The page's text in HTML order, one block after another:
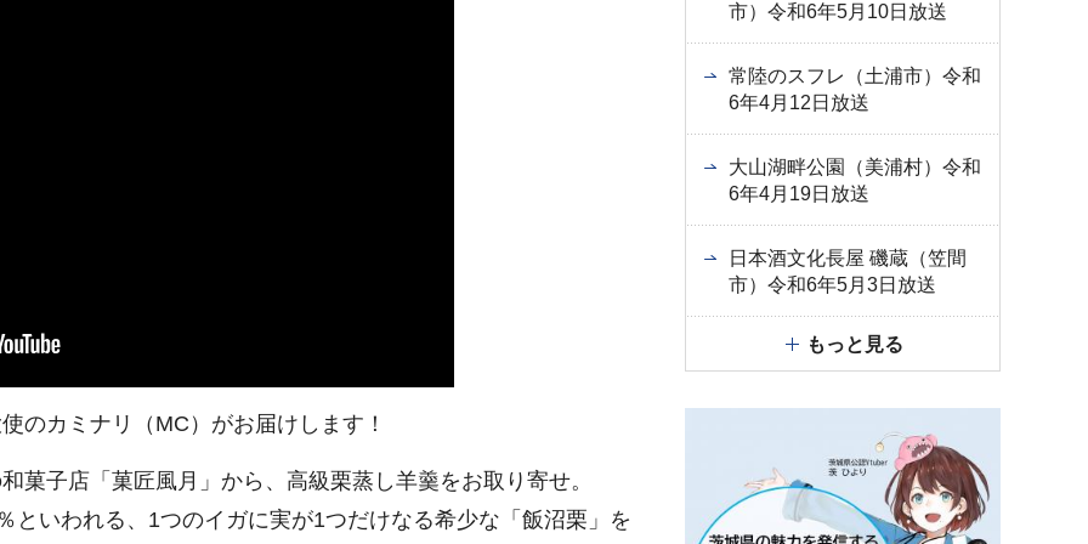
のカミナリ（MC）がお届けします！
菓子店「菓匠風月」から、高級栗蒸し羊羹をお取り寄せ。
といわれる、1つのイガに実が1つだけなる希少な「飯沼栗」を
市）令和6年5月10日放送
常陸のスフレ（土浦市）令和
6年4月12日放送
大山湖畔公園（美浦村）令和
6年4月19日放送
日本酒文化長屋 磯蔵（笠間
市）令和6年5月3日放送
もっと見る